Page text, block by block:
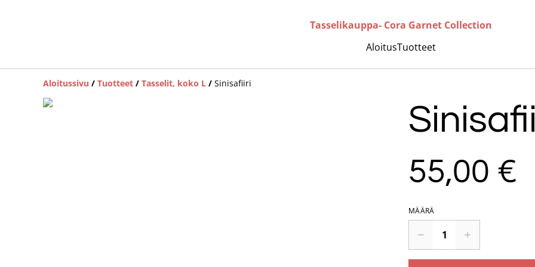
Tasselikauppa- Cora Garnet Collection
AloitusTuotteet
Aloitussivu / Tuotteet / Tasselit, koko L / Sinisafiiri
55,00 €
MÄÄRÄ